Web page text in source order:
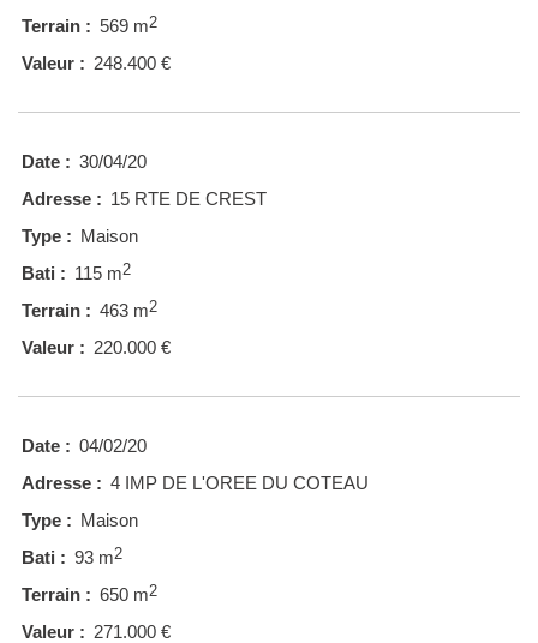
Terrain : 569 m2
Valeur : 248.400 €
Date : 30/04/20
Adresse : 15 RTE DE CREST
Type : Maison
Bati : 115 m2
Terrain : 463 m2
Valeur : 220.000 €
Date : 04/02/20
Adresse : 4 IMP DE L'OREE DU COTEAU
Type : Maison
Bati : 93 m2
Terrain : 650 m2
Valeur : 271.000 €